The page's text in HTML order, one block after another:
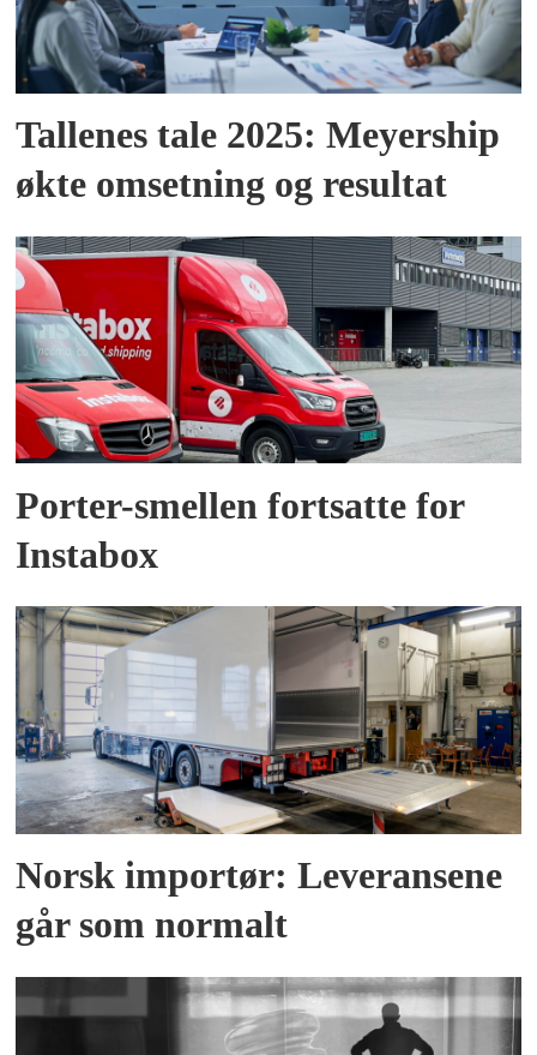
Tallenes tale 2025: Meyership
økte omsetning og resultat
Porter-smellen fortsatte for
Instabox
Norsk importør: Leveransene
går som normalt